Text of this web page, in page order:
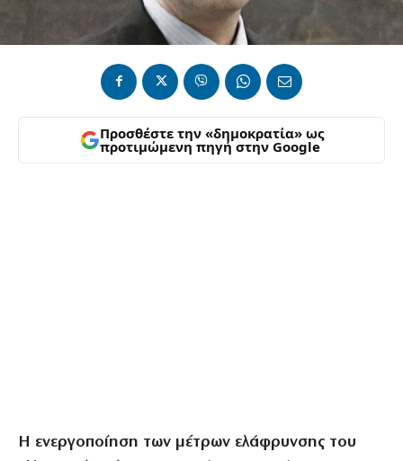
Προσθέστε την «δημοκρατία» ως
προτιμώμενη πηγή στην Google
Η ενεργοποίηση των μέτρων ελάφρυνσης του